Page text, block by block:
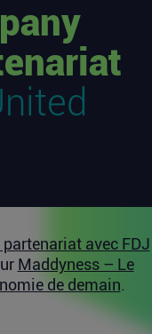
avec FDJ
Maddyness – Le
de demain.